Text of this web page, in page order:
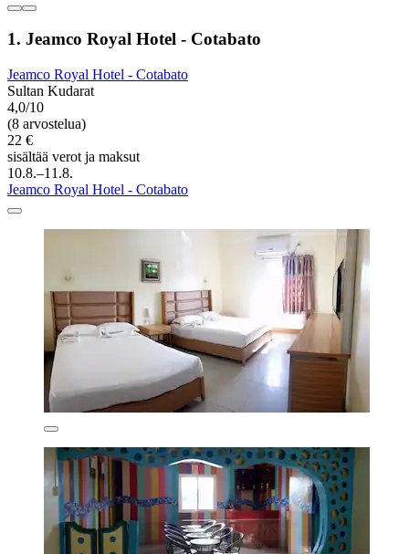
1. Jeamco Royal Hotel - Cotabato
Jeamco Royal Hotel - Cotabato
Sultan Kudarat
4,0/10
(8 arvostelua)
22 €
sisältää verot ja maksut
10.8.–11.8.
Jeamco Royal Hotel - Cotabato